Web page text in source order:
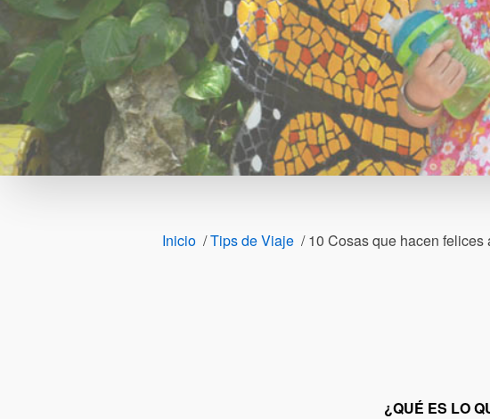
Inicio /Tips de Viaje /10 Cosas que hacen
¿QUÉ ES LO